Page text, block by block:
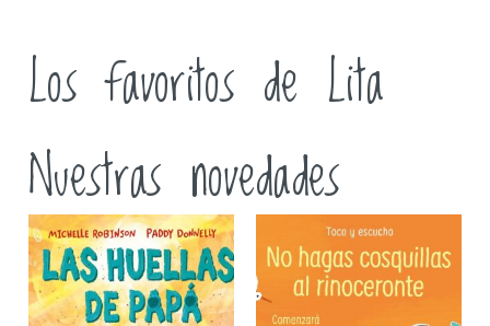
Los favoritos de Lita
Nuestras novedades